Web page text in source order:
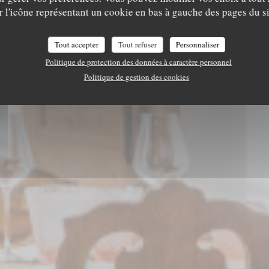
l'icône représentant un cookie en bas à gauche des pages du
Tout accepter Tout refuser
Personnaliser
Politique de protection des données à caractère personnel
Politique de gestion des cookies
DU
RÉSERVER VENTE À EMPORTER